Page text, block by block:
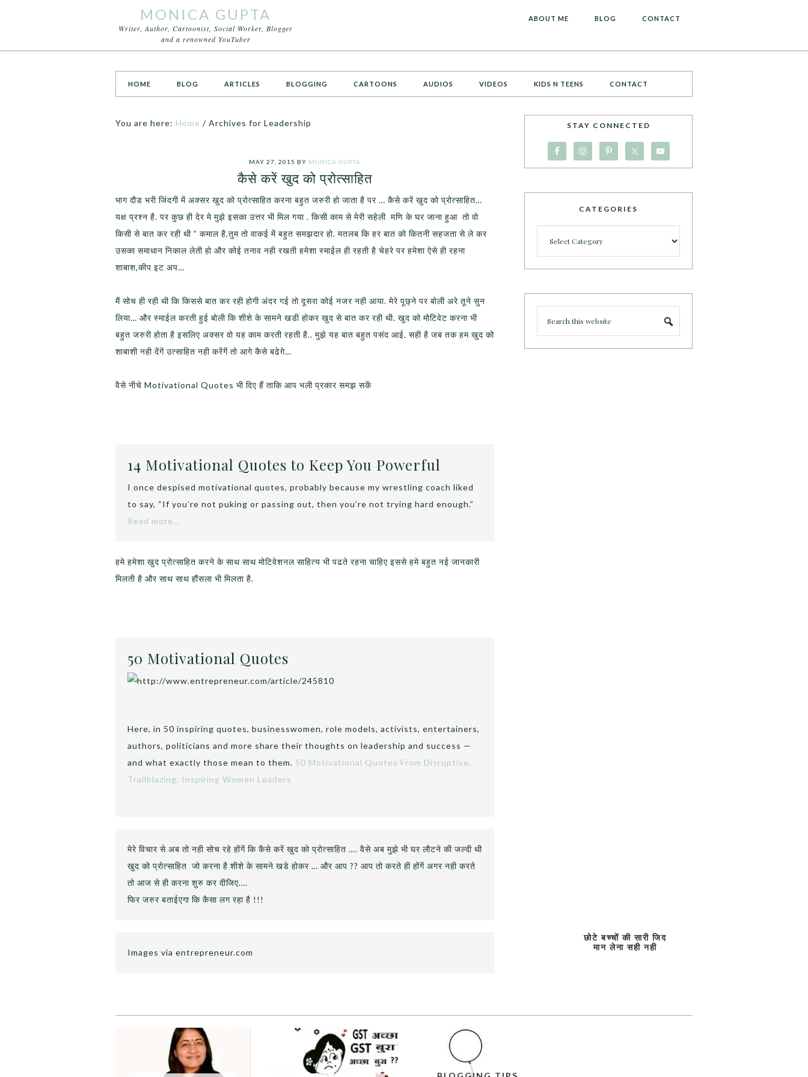
MONICA GUPTA
Writer, Author, Cartoonist, Social Worker, Blogger
and a renowned YouTuber
ABOUT ME BLOG CONTACT
HOME BLOG ARTICLES BLOGGING CARTOONS AUDIOS VIDEOS KIDS N TEENS CONTACT
You are here: Home / Archives for Leadership
MAY 27, 2015 BY MONICA GUPTA
कैसे करें खुद को प्रोत्साहित
भाग दौड भरी जिंदगी में अक्सर खुद को प्रोत्साहित करना बहुत जरुरी हो जाता है पर … कैसे करें खुद को प्रोत्साहित…
यक्ष प्रश्न है. पर कुछ ही देर मे मुझे इसका उत्तर भी मिल गया . किसी काम से मेरी सहेली मणि के घर जाना हुआ तो वो
किसी से बात कर रही थी ” कमाल है,तुम तो वाकई में बहुत समझदार हो. मतलब कि हर बात को कितनी सहजता से ले कर
उसका समाधान निकाल लेती हो और कोई तनाव नही रखती हमेशा स्माईल ही रहती है चेहरे पर हमेशा ऐसे ही रहना
शाबाश,कीप इट अप…
मैं सोच ही रही थी कि किससे बात कर रही होगी अंदर गई तो दूसरा कोई नजर नही आया. मेरे पूछ्ने पर बोली अरे तूने सुन
लिया… और स्माईल करती हुई बोली कि शीशे के सामने खडी होकर खुद से बात कर रही थी. खुद को मोटिवेट करना भी
बहुत जरुरी होता है इसलिए अक्सर वो यह काम करती रहती है.. मुझे यह बात बहुत पसंद आई. सही है जब तक हम खुद को
शाबाशी नही देंगें उत्साहित नही करेंगें तो आगे कैसे बढेग़े…
वैसे नीचे Motivational Quotes भी दिए हैं ताकि आप भली प्रकार समझ सकें
14 Motivational Quotes to Keep You Powerful
I once despised motivational quotes, probably because my wrestling coach liked
to say, “If you’re not puking or passing out, then you’re not trying hard enough.”
Read more…
हमे हमेशा खुद प्रोत्साहित करने के साथ साथ मोटिवेशनल साहित्य भी पढते रहना चाहिए इससे हमे बहुत नई जानकारी
मिलती है और साथ साथ हौंसला भी मिलता है.
50 Motivational Quotes
Here, in 50 inspiring quotes, businesswomen, role models, activists, entertainers,
authors, politicians and more share their thoughts on leadership and success —
and what exactly those mean to them. 50 Motivational Quotes From Disruptive,
Trailblazing, Inspiring Women Leaders
मेरे विचार से अब तो नही सोच रहे होंगें कि कैसे करें खुद को प्रोत्साहित …. वैसे अब मुझे भी घर लौटने की जल्दी थी
खुद को प्रोत्साहित जो करना है शीशे के सामने खडे होकर … और आप ?? आप तो करते ही होंगें अगर नही करते
तो आज से ही करना शुरु कर दीजिए….
फिर जरुर बताईएगा कि कैसा लग रहा है !!!
Images via entrepreneur.com
STAY CONNECTED
CATEGORIES
छोटे बच्चों की सारी जिद
मान लेना सही नही